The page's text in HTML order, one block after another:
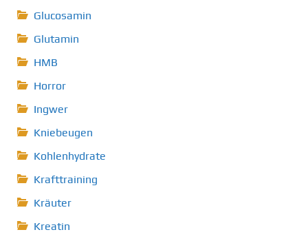
Glucosamin
Glutamin
HMB
Horror
Ingwer
Kniebeugen
Kohlenhydrate
Krafttraining
Kräuter
Kreatin